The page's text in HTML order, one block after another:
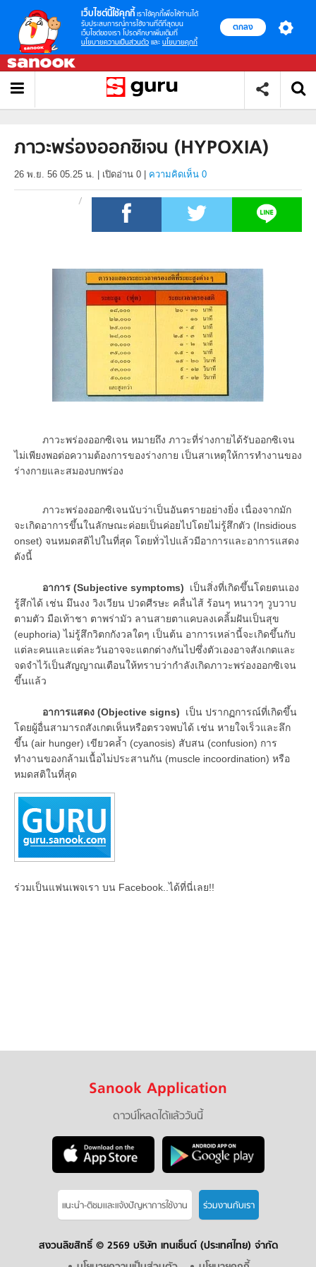
เว็บไซต์นี้ใช้คุกกี้ เราใช้คุกกี้เพื่อให้ท่านได้
รับประสบการณ์การใช้งานที่ดีที่สุดบน
เว็บไซต์ของเรา โปรดศึกษาเพิ่มเติมที่
นโยบายความเป็นส่วนตัว และ นโยบายคุกกี้
ตกลง
ภาวะพร่องออกซิเจน (HYPOXIA)
26 พ.ย. 56 05.25 น. เปิดอ่าน 0 ความคิดเห็น 0
ภาวะพร่องออกซิเจน หมายถึง ภาวะที่ร่างกายได้รับออกซิเจน
ไม่เพียงพอต่อความต้องการของร่างกาย เป็นสาเหตุให้การทำงานของ
ร่างกายและสมองบกพร่อง
ภาวะพร่องออกซิเจนนับว่าเป็นอันตรายอย่างยิ่ง เนื่องจากมัก
จะเกิดอาการขึ้นในลักษณะค่อยเป็นค่อยไปโดยไม่รู้สึกตัว (Insidious
onset) จนหมดสติไปในที่สุด โดยทั่วไปแล้วมีอาการและอาการแสดง
ดังนี้
อาการ (Subjective symptoms) เป็นสิ่งที่เกิดขึ้นโดยตนเอง
รู้สึกได้ เช่น มึนงง วิงเวียน ปวดศีรษะ คลื่นไส้ ร้อนๆ หนาวๆ วูบวาบ
ตามตัว มือเท้าชา ตาพร่ามัว ลานสายตาแคบลงเคลิ้มฝันเป็นสุข
(euphoria) ไม่รู้สึกวิตกกังวลใดๆ เป็นต้น อาการเหล่านี้จะเกิดขึ้นกับ
แต่ละคนและแต่ละวันอาจจะแตกต่างกันไปซึ่งตัวเองอาจสังเกตและ
จดจำไว้เป็นสัญญาณเตือนให้ทราบว่ากำลังเกิดภาวะพร่องออกซิเจน
ขึ้นแล้ว
อาการแสดง (Objective signs) เป็น ปรากฏการณ์ที่เกิดขึ้น
โดยผู้อื่นสามารถสังเกตเห็นหรือตรวจพบได้ เช่น หายใจเร็วและลึก
ขึ้น (air hunger) เขียวคล้ำ (cyanosis) สับสน (confusion) การ
ทำงานของกล้ามเนื้อไม่ประสานกัน (muscle incoordination) หรือ
หมดสติในที่สุด
ร่วมเป็นแฟนเพจเรา บน Facebook..ได้ที่นี่เลย!!
Sanook Application
ดาวน์โหลดได้แล้ววันนี้
แนะนำ-ติชมเเละแจ้งปัญหาการใช้งาน ร่วมงานกับเรา
สงวนลิขสิทธิ์ © 2569 บริษัท เทนเซ็นต์ (ประเทศไทย) จำกัด